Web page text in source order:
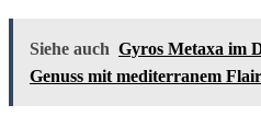
Siehe auch Gyros Metaxa im
Genuss mit mediterranem Flair